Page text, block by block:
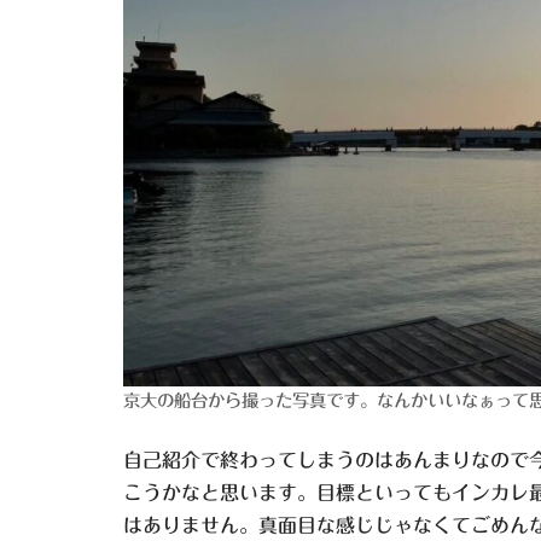
京大の船台から撮った写真です。なんかいいなぁっ
自己紹介で終わってしまうのはあんまりなの
こうかなと思います。目標といってもインカ
はありません。真面目な感じじゃなくてごめん